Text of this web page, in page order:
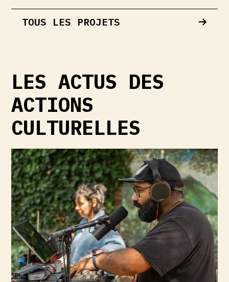
TOUS LES PROJETS
LES ACTUS DES
ACTIONS
CULTURELLES